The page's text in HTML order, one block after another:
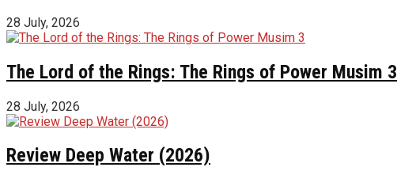
28 July, 2026
The Lord of the Rings: The Rings of Power Musim 3
28 July, 2026
Review Deep Water (2026)